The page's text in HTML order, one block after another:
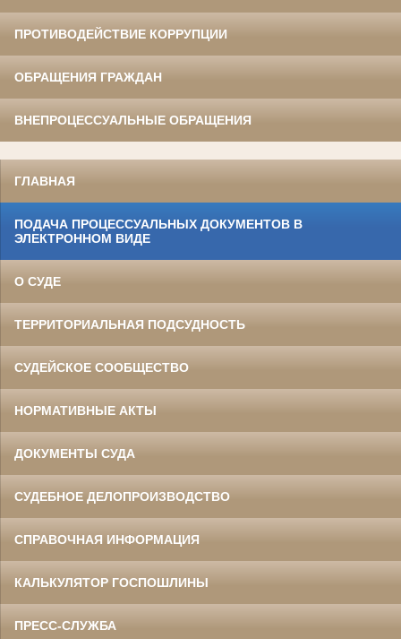
ПРОТИВОДЕЙСТВИЕ КОРРУПЦИИ
ОБРАЩЕНИЯ ГРАЖДАН
ВНЕПРОЦЕССУАЛЬНЫЕ ОБРАЩЕНИЯ
ГЛАВНАЯ
ПОДАЧА ПРОЦЕССУАЛЬНЫХ ДОКУМЕНТОВ В
ЭЛЕКТРОННОМ ВИДЕ
О СУДЕ
ТЕРРИТОРИАЛЬНАЯ ПОДСУДНОСТЬ
СУДЕЙСКОЕ СООБЩЕСТВО
НОРМАТИВНЫЕ АКТЫ
ДОКУМЕНТЫ СУДА
СУДЕБНОЕ ДЕЛОПРОИЗВОДСТВО
СПРАВОЧНАЯ ИНФОРМАЦИЯ
КАЛЬКУЛЯТОР ГОСПОШЛИНЫ
ПРЕСС-СЛУЖБА